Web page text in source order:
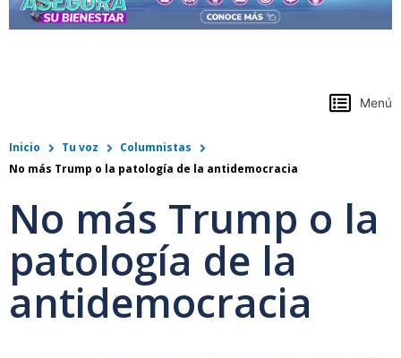
Menú
Inicio Tu voz
Columnistas
No más Trump o la patología de la antidemocracia
No más Trump o la
patología de la
antidemocracia